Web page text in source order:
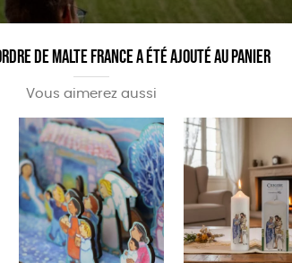
association
de Malte France a été ajouté au panier
Vous aimerez aussi